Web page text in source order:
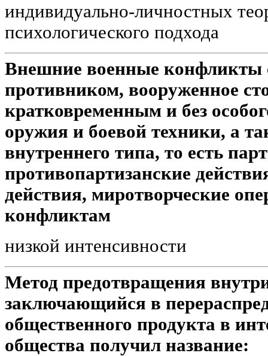
индивидуально-личностных
психологического подхода
Внешние военные конфликты
противником, вооруженное
кратковременным и без
оружия и боевой техники, а
внутреннего типа, то есть
противопартизанские
действия, миротворческие
конфликтам
низкой интенсивности
Метод предотвращения
заключающийся в
общественного продукта в
общества получил название: